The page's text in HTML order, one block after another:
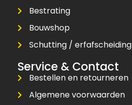
Bestrating
Bouwshop
Schutting / erfafscheiding
Service & Contact
Bestellen en retourneren
Algemene voorwaarden